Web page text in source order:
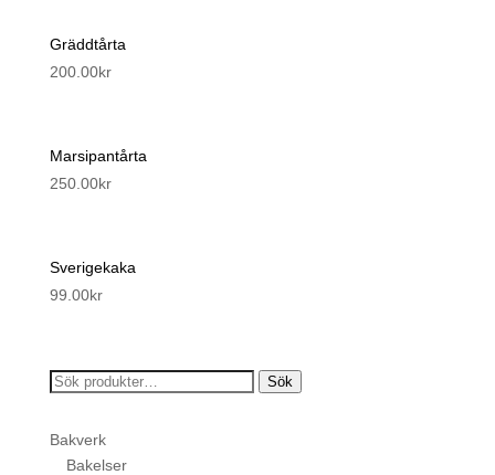
Gräddtårta
200.00kr
Marsipantårta
250.00kr
Sverigekaka
99.00kr
Sök
Sök
Bakverk
Bakelser